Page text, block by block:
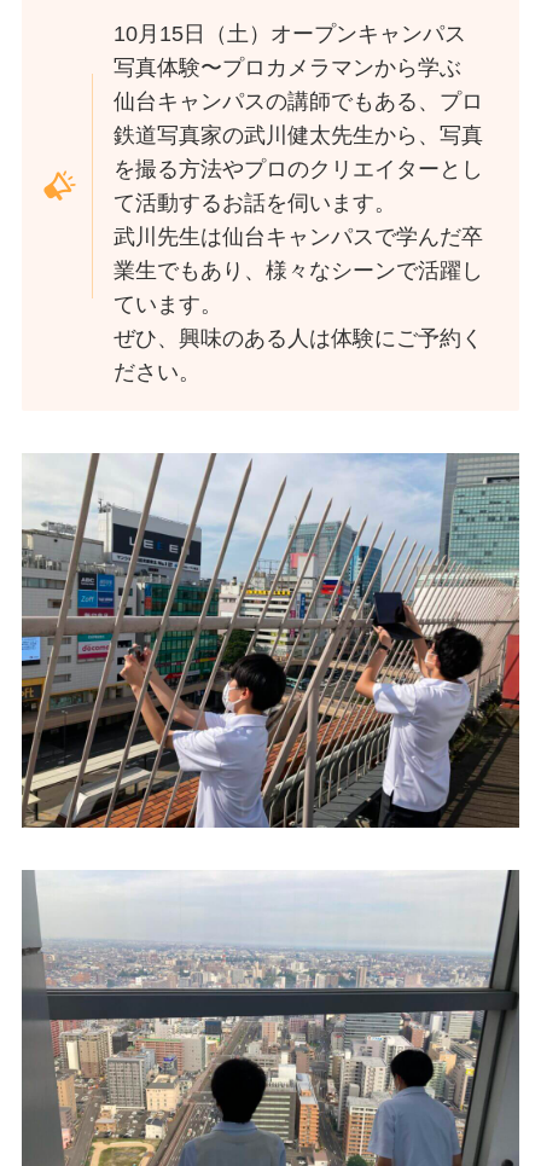
10月15日（土）オープンキャンパス
写真体験〜プロカメラマンから学ぶ
仙台キャンパスの講師でもある、プロ
鉄道写真家の武川健太先生から、写真
を撮る方法やプロのクリエイターとし
て活動するお話を伺います。
武川先生は仙台キャンパスで学んだ卒
業生でもあり、様々なシーンで活躍し
ています。
ぜひ、興味のある人は体験にご予約く
ださい。